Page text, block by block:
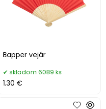
Bapper vejár
skladom 6089 ks
1.30 €